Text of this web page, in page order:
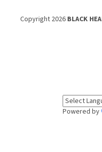
Copyright 2026 BLACK
Powered by